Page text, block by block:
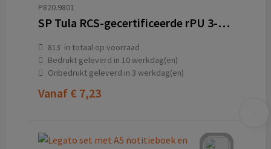
P820.9801
SP Tula RCS-gecertificeerde rPU 3-delige luxe geschenkset
813 in totaal op voorraad
Bedrukt geleverd in 10 werkdag(en)
Onbedrukt geleverd in 3 werkdag(en)
Vanaf € 7,23